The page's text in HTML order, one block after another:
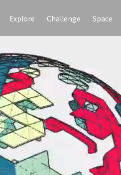
Explore Challenge Space